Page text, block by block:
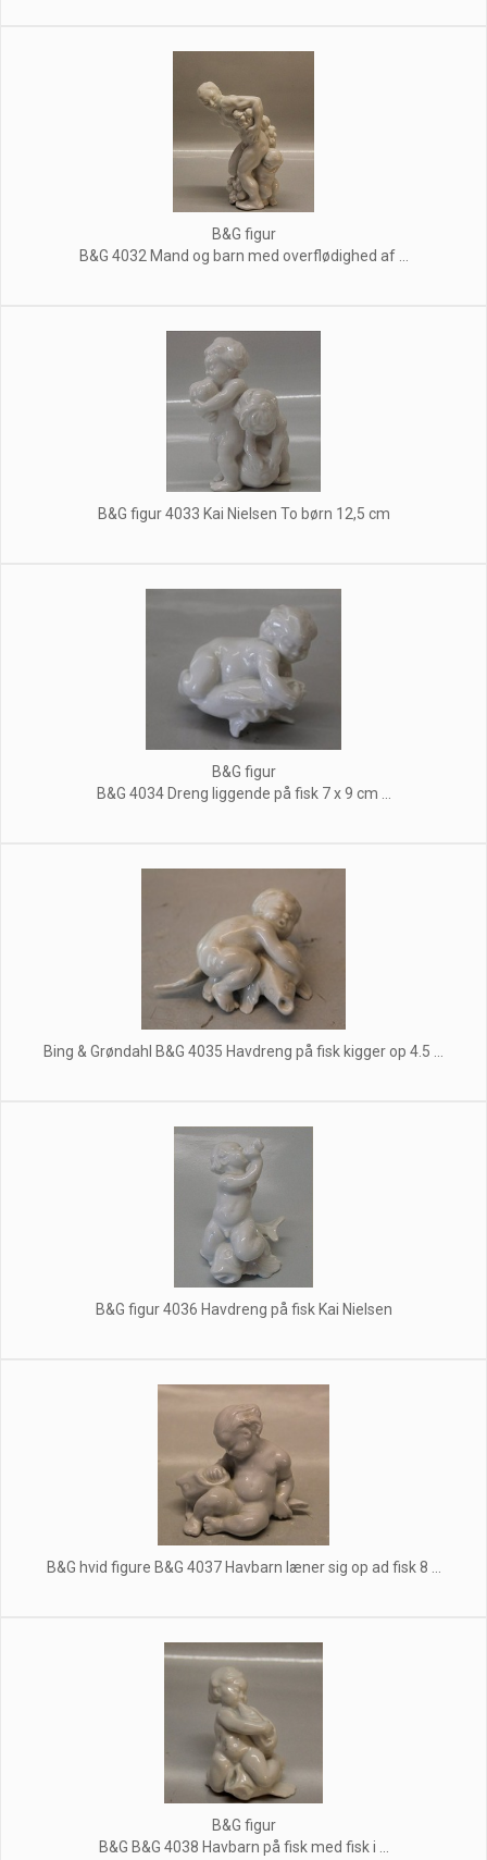
B&G figur
B&G 4032 Mand og barn med overflødighed af ...
B&G figur 4033 Kai Nielsen To børn 12,5 cm
B&G figur
B&G 4034 Dreng liggende på fisk 7 x 9 cm ...
Bing & Grøndahl B&G 4035 Havdreng på fisk kigger op 4.5 ...
B&G figur 4036 Havdreng på fisk Kai Nielsen
B&G hvid figure B&G 4037 Havbarn læner sig op ad fisk 8 ...
B&G figur
B&G B&G 4038 Havbarn på fisk med fisk i ...